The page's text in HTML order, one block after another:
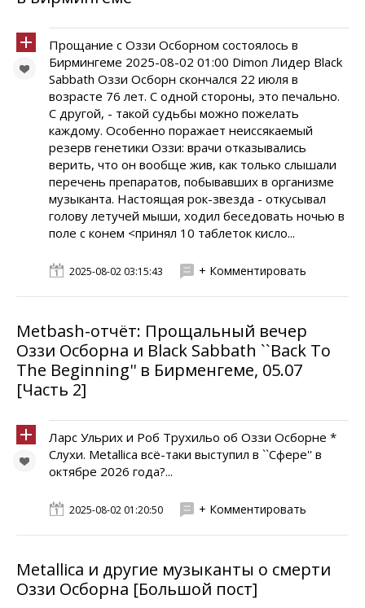
Прощание с Оззи Осборном состоялось в
Бирмингеме 2025-08-02 01:00 Dimon Лидер Black
Sabbath Оззи Осборн скончался 22 июля в
возрасте 76 лет. С одной стороны, это печально.
С другой, - такой судьбы можно пожелать
каждому. Особенно поражает неиссякаемый
резерв генетики Оззи: врачи отказывались
верить, что он вообще жив, как только слышали
перечень препаратов, побывавших в организме
музыканта. Настоящая рок-звезда - откусывал
голову летучей мыши, ходил беседовать ночью в
поле с конем <принял 10 таблеток кисло...
2025-08-02 03:15:43 + Комментировать
Metbash-отчёт: Прощальный вечер
Оззи Осборна и Black Sabbath ``Back To
The Beginning'' в Бирменгеме, 05.07
[Часть 2]
Ларс Ульрих и Роб Трухильо об Оззи Осборне *
Слухи. Metallica всё-таки выступил в ``Сфере'' в
октябре 2026 года?...
2025-08-02 01:20:50 + Комментировать
Metallica и другие музыканты о смерти
Оззи Осборна [Большой пост]